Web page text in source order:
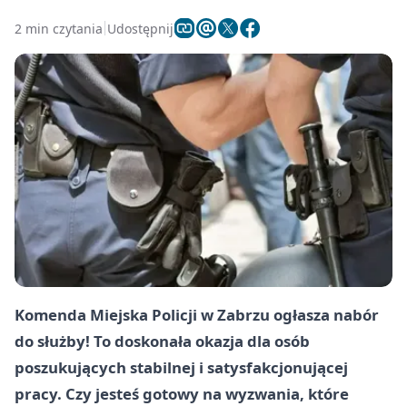
2 min czytania Udostępnij
Komenda Miejska Policji w Zabrzu ogłasza nabór
do służby! To doskonała okazja dla osób
poszukujących stabilnej i satysfakcjonującej
pracy. Czy jesteś gotowy na wyzwania, które